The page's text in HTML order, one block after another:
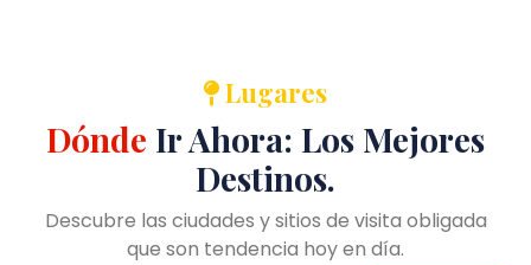
Lugares
Dónde Ir Ahora: Los Mejores
Destinos.
Descubre las ciudades y sitios de visita obligada
que son tendencia hoy en día.